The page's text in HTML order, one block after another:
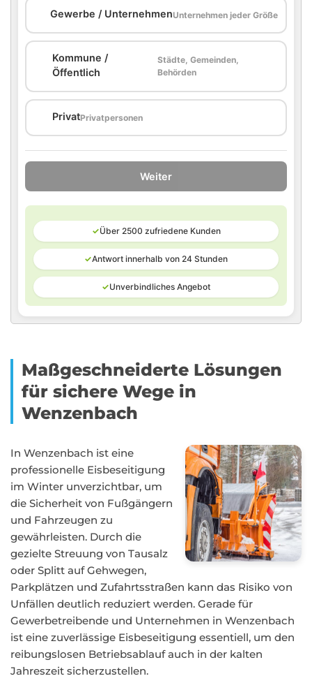
Gewerbe / UnternehmenUnternehmen jeder Größe
Kommune /
Öffentlich
Städte, Gemeinden,
Behörden
PrivatPrivatpersonen
Weiter
✓Über 2500 zufriedene Kunden
✓Antwort innerhalb von 24 Stunden
✓Unverbindliches Angebot
Maßgeschneiderte Lösungen
für sichere Wege in
Wenzenbach
In Wenzenbach ist eine
professionelle Eisbeseitigung
im Winter unverzichtbar, um
die Sicherheit von Fußgängern
und Fahrzeugen zu
gewährleisten. Durch die
gezielte Streuung von Tausalz
oder Splitt auf Gehwegen,
Parkplätzen und Zufahrtsstraßen kann das Risiko von
Unfällen deutlich reduziert werden. Gerade für
Gewerbetreibende und Unternehmen in Wenzenbach
ist eine zuverlässige Eisbeseitigung essentiell, um den
reibungslosen Betriebsablauf auch in der kalten
Jahreszeit sicherzustellen.